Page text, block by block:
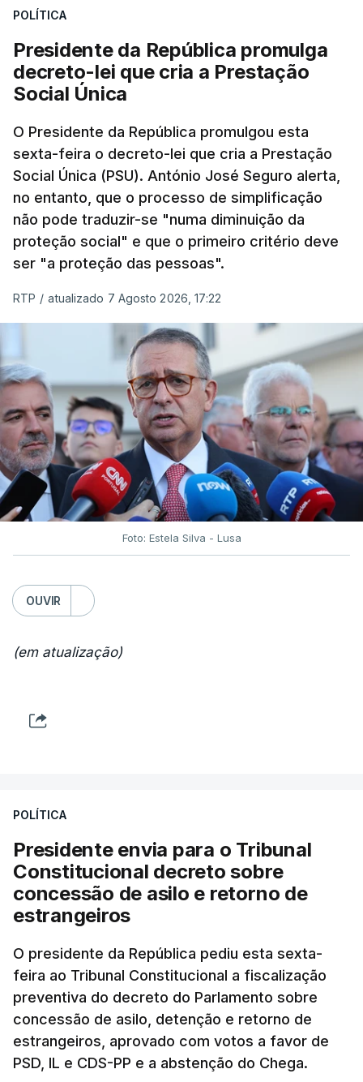
POLÍTICA
Presidente da República promulga
decreto-lei que cria a Prestação
Social Única
O Presidente da República promulgou esta
sexta-feira o decreto-lei que cria a Prestação
Social Única (PSU). António José Seguro alerta,
no entanto, que o processo de simplificação
não pode traduzir-se "numa diminuição da
proteção social" e que o primeiro critério deve
ser "a proteção das pessoas".
RTP / atualizado 7 Agosto 2026, 17:22
Foto: Estela Silva - Lusa
OUVIR
(em atualização)
POLÍTICA
Presidente envia para o Tribunal
Constitucional decreto sobre
concessão de asilo e retorno de
estrangeiros
O presidente da República pediu esta sexta-
feira ao Tribunal Constitucional a fiscalização
preventiva do decreto do Parlamento sobre
concessão de asilo, detenção e retorno de
estrangeiros, aprovado com votos a favor de
PSD, IL e CDS-PP e a abstenção do Chega.